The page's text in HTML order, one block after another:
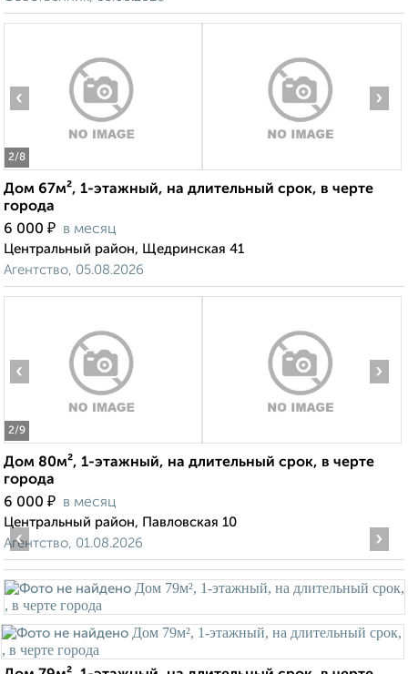
2/8
‹ ›
Дом 67м², 1-этажный, на длительный срок, в черте
города
6 000 ₽ в месяц
Центральный район, Щедринская 41
Агентство, 05.08.2026
2/9
‹ ›
Дом 80м², 1-этажный, на длительный срок, в черте
города
6 000 ₽ в месяц
Центральный район, Павловская 10
Агентство, 01.08.2026
‹ ›